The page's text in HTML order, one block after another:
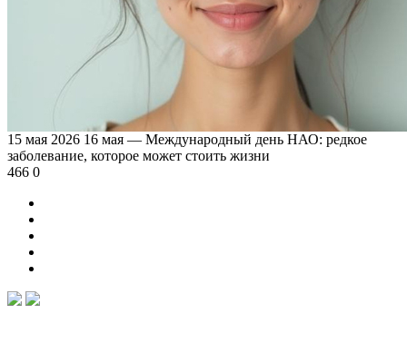
15 мая 2026 16 мая — Международный день НАО: редкое
заболевание, которое может стоить жизни
466 0